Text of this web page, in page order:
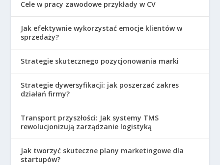
Cele w pracy zawodowe przykłady w CV
Jak efektywnie wykorzystać emocje klientów w
sprzedaży?
Strategie skutecznego pozycjonowania marki
Strategie dywersyfikacji: jak poszerzać zakres
działań firmy?
Transport przyszłości: Jak systemy TMS
rewolucjonizują zarządzanie logistyką
Jak tworzyć skuteczne plany marketingowe dla
startupów?